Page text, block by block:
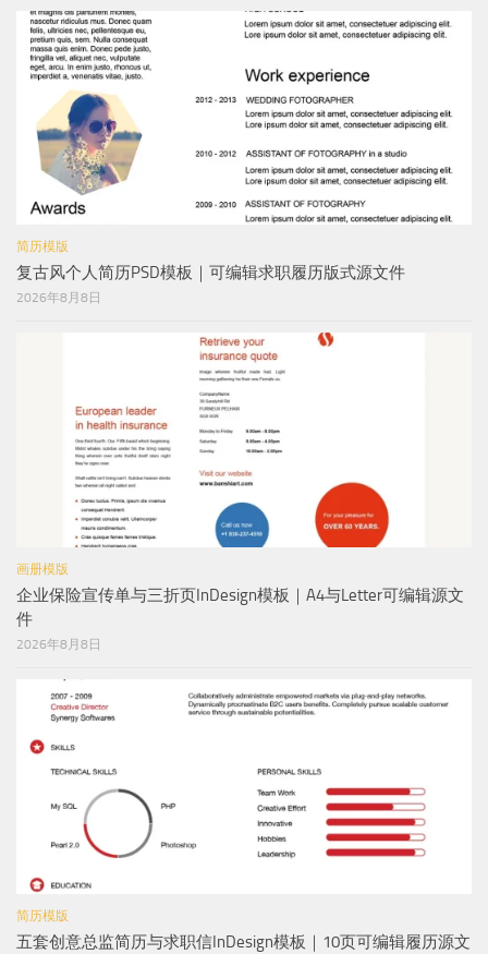
简历模版
复古风个人简历PSD模板｜可编辑求职履历版式源文件
2026年8月8日
画册模版
企业保险宣传单与三折页InDesign模板｜A4与Letter可编辑源文
件
2026年8月8日
简历模版
五套创意总监简历与求职信InDesign模板｜10页可编辑履历源文